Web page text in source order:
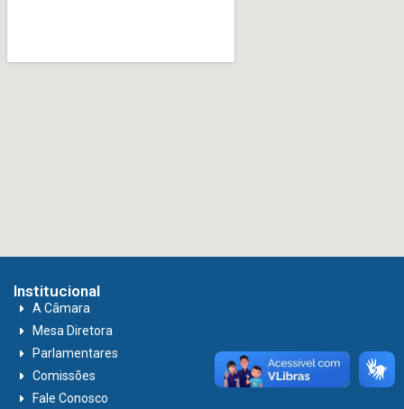
Institucional
A Câmara
Mesa Diretora
Parlamentares
Comissões
Fale Conosco